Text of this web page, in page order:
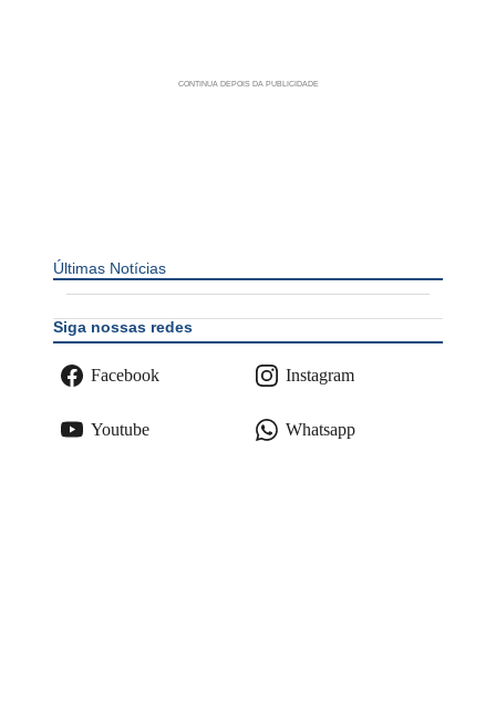
Últimas Notícias
Siga nossas redes
Facebook Instagram
Youtube Whatsapp